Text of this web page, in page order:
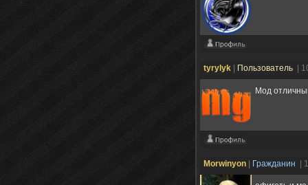
tyrylyk Пользователь |
Мод
Morwinyon Гражданин |